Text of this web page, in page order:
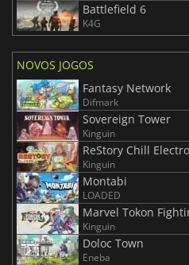
Battlefield 6
K4G
NOVOS JOGOS
Fantasy Network
Difmark
Sovereign Tower
Kinguin
ReStory Chill
Kinguin
Montabi
LOADED
Marvel Tokon
Kinguin
Doloc Town
Eneba